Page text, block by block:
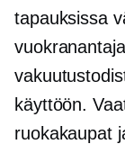
tapauksissa
käyttöön.
ruokakaupat